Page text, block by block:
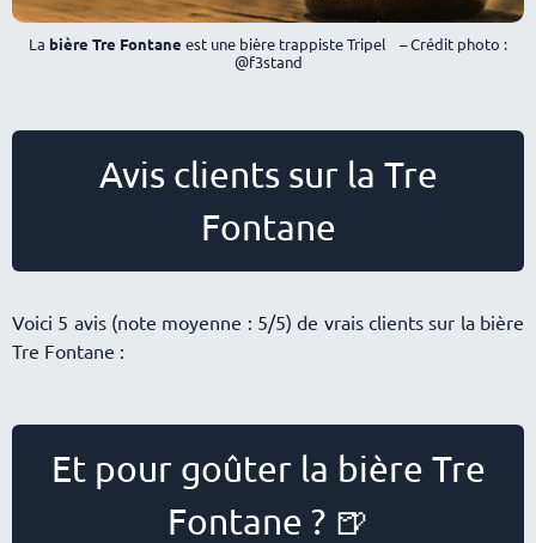
La bière Tre Fontane est une bière trappiste Tripel – Crédit photo :
@f3stand
Avis clients sur la Tre
Fontane
Voici 5 avis (note moyenne : 5/5) de vrais clients sur la bière
Tre Fontane :
Et pour goûter la bière Tre
Fontane ? 🍺